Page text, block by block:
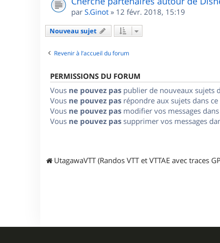
par S.Ginot » 12 févr. 2018, 15:19
Nouveau sujet
Revenir à l’accueil du forum
PERMISSIONS DU FORUM
Vous ne pouvez pas publier de nouveaux sujets
Vous ne pouvez pas répondre aux sujets dans
Vous ne pouvez pas modifier vos messages
Vous ne pouvez pas supprimer vos messages
UtagawaVTT (Randos VTT et VTTAE avec traces